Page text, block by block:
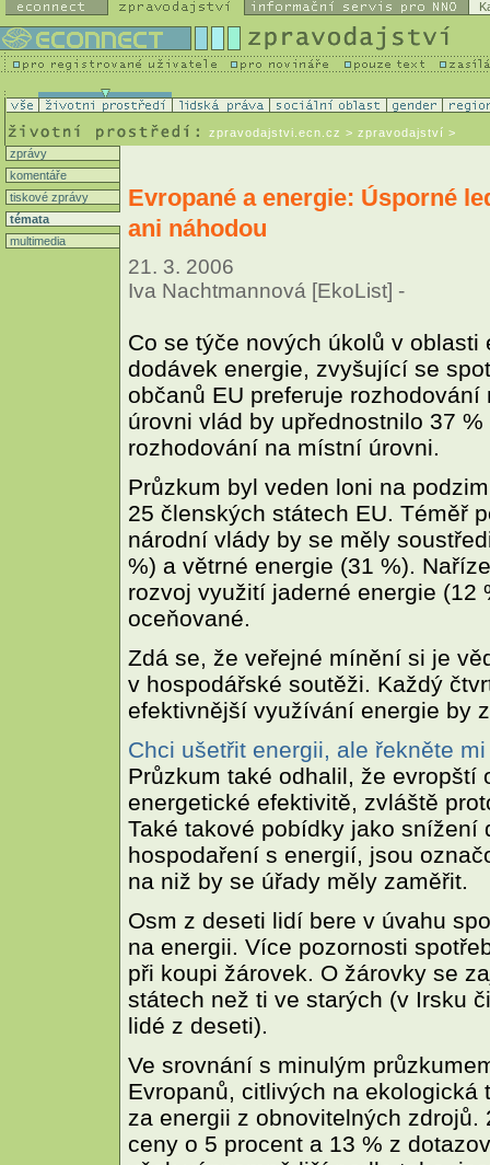
zpravodajstvi.ecn.cz > zpravodajství >
zprávy
komentáře
tiskové zprávy
témata
multimedia
Evropané a energie: Úsporné
ani náhodou
21. 3. 2006
Iva Nachtmannová [EkoList] -
Co se týče nových úkolů v
dodávek energie, zvyšující se
občanů EU preferuje
úrovni vlád by upřednostnilo 37
rozhodování na místní úrovni.
Průzkum byl veden loni na
25 členských státech EU. Téměř
národní vlády by se měly
%) a větrné energie (31 %).
rozvoj využití jaderné energie (12
oceňované.
Zdá se, že veřejné mínění si je
v hospodářské soutěži. Každý
efektivnější využívání energie by
Chci ušetřit energii, ale řekněte
Průzkum také odhalil, že
energetické efektivitě, zvláště
Také takové pobídky jako
hospodaření s energií, jsou
na niž by se úřady měly zaměřit.
Osm z deseti lidí bere v úvahu
na energii. Více pozornosti
při koupi žárovek. O žárovky se
státech než ti ve starých (v Irsku
lidé z deseti).
Ve srovnání s minulým
Evropanů, citlivých na
za energii z obnovitelných
ceny o 5 procent a 13 % z